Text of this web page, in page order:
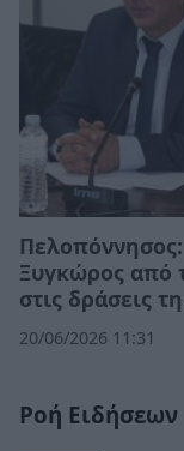
Ξυγκώρος από
στις δράσεις
20/06/2026 11:31
Ροή Ειδήσεων